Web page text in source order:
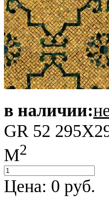
в наличии:
GR 52
M2
Цена: 0 руб.